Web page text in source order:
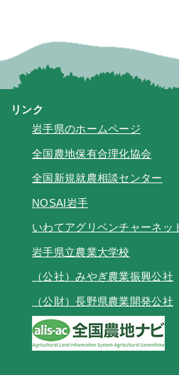
リンク
岩手県のホームページ
全国農地保有合理化協会
全国新規就農相談センター
NOSAI岩手
いわてアグリベンチャーネッ
岩手県立農業大学校
（公社）みやぎ農業振興公社
（公財）長野県農業開発公社